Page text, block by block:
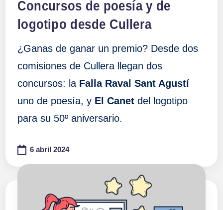
Concursos de poesía y de
logotipo desde Cullera
¿Ganas de ganar un premio? Desde dos
comisiones de Cullera llegan dos
concursos: la Falla Raval Sant Agustí
uno de poesía, y El Canetdel logotipo
para su 50º aniversario.
6 abril 2024